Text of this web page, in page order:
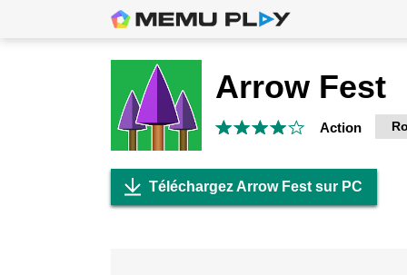
Arrow Fest
Action
Téléchargez Arrow Fest sur PC